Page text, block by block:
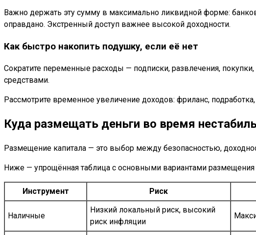
Важно держать эту сумму в максимально ликвидной форме:
оправдано. Экстренный доступ важнее высокой доходности.
Как быстро накопить подушку, если её нет
Сократите переменные расходы — подписки, развлечения,
средствами.
Рассмотрите временное увеличение доходов: фриланс,
Куда размещать деньги во время
Размещение капитала — это выбор между безопасностью,
Ниже — упрощённая таблица с основными вариантами размещения
Инструмент Риск
Наличные
Низкий локальный риск, высокий
риск инфляции